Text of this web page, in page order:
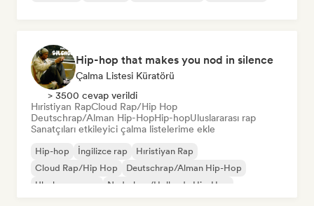
Hip-hop that makes you nod in silence
Çalma Listesi Küratörü
> 3500 cevap verildi
Hıristiyan RapCloud Rap/Hip Hop
Deutschrap/Alman Hip-HopHip-hopUluslararası rap
Sanatçıları etkileyici çalma listelerime ekle
Hip-hop İngilizce rap
Hıristiyan Rap
Cloud Rap/Hip Hop
Deutschrap/Alman Hip-Hop
Uluslararası rap
Nederhop/Hollanda Hip-Hop